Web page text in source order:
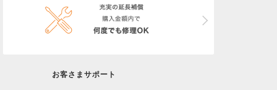
お客さまサポート